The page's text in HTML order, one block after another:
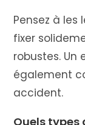
Pensez à les
fixer
robustes.
également
accident.
Quels types